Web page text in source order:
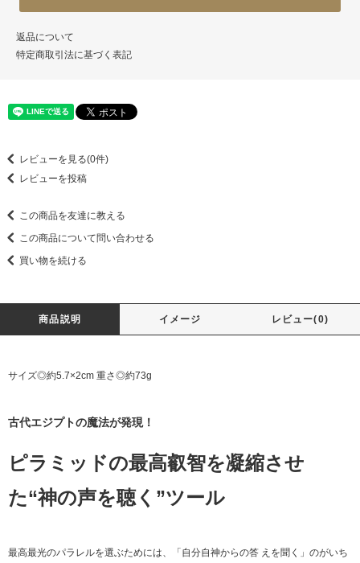
返品について
特定商取引法に基づく表記
レビューを見る(0件)
レビューを投稿
この商品を友達に教える
この商品について問い合わせる
買い物を続ける
商品説明 イメージ レビュー(0)
サイズ◎約5.7×2cm 重さ◎約73g
古代エジプトの魔法が発現！
ピラミッドの最高叡智を凝縮させ
た“神の声を聴く”ツール
最高最光のパラレルを選ぶためには、「自分自神からの答 えを聞く」のがいち